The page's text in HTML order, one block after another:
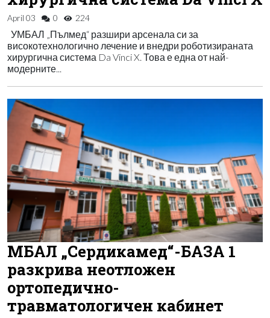
April 03 0 224
УМБАЛ „Пълмед“ разшири арсенала си за
високотехнологично лечение и внедри роботизираната
хирургична система Da Vinci X. Това е една от най-
модерните...
МБАЛ „Сердикамед“-БАЗА 1
разкрива неотложен
ортопедично-
травматологичен кабинет